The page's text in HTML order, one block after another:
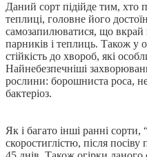
Даний сорт підійде тим, хто
теплиці, головне його
самозапилюватися, що
парників і теплиць. Також у
стійкість до хвороб, які
Найнебезпечніші
рослини: борошниста роса,
бактеріоз.
Як і багато інші ранні
скоростиглістю, після